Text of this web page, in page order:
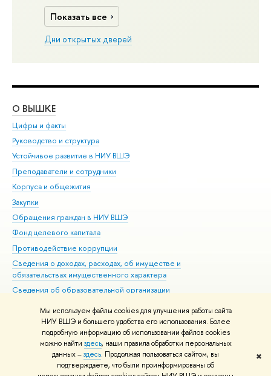
Мы используем файлы cookies для улучшения работы сайта
НИУ ВШЭ и большего удобства его использования. Более
подробную информацию об использовании файлов cookies
можно найти здесь, наши правила обработки персональных
данных –здесь. Продолжая пользоваться сайтом, вы
подтверждаете, что были проинформированы об
✖
Показать все
Дни открытых дверей
О ВЫШКЕ
Цифры и факты
Руководство и структура
Устойчивое развитие в НИУ ВШЭ
Преподаватели и сотрудники
Корпуса и общежития
Закупки
Обращения граждан в НИУ ВШЭ
Фонд целевого капитала
Противодействие коррупции
Сведения о доходах, расходах, об имуществе и
обязательствах имущественного характера
Сведения об образовательной организации
Людям с ограниченными возможностями здоровья
Единая платежная страница
Работа в Вышке